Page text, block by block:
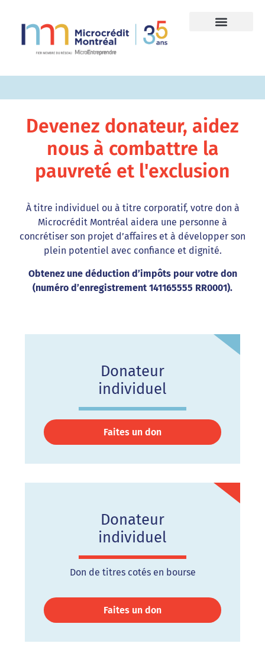
Devenez donateur, aidez
nous à combattre la
pauvreté et l'exclusion
À titre individuel ou à titre corporatif, votre don à
Microcrédit Montréal aidera une personne à
concrétiser son projet d’affaires et à développer son
plein potentiel avec confiance et dignité.
Obtenez une déduction d’impôts pour votre don
(numéro d’enregistrement 141165555 RR0001).
Donateur
individuel
Faites un don
Donateur
individuel
Don de titres cotés en bourse
Faites un don